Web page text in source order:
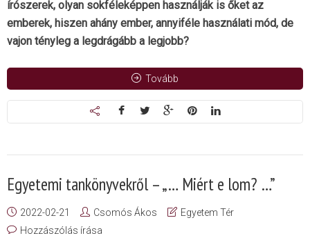
írószerek, olyan sokféleképpen használják is őket az
emberek, hiszen ahány ember, annyiféle használati mód, de
vajon tényleg a legdrágább a legjobb?
Tovább
Egyetemi tankönyvekről – „… Miért e lom? …”
2022-02-21 Csomós Ákos
Egyetem Tér
Hozzászólás írása